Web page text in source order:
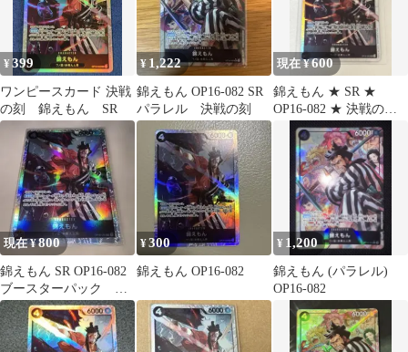
¥399
ワンピースカード 決戦
の刻 錦えもん SR
¥ 1,222
錦えもん OP16-082 SR
パラレル 決戦の刻
現在 ¥600
錦えもん ★ SR ★
OP16-082 ★ 決戦の刻
★ ワンピースカード
現在 ¥800
錦えもん SR OP16-082
ブースターパック 決
戦の刻 ワンピース
¥300
錦えもん OP16-082
¥ 1,200
錦えもん (パラレル)
OP16-082